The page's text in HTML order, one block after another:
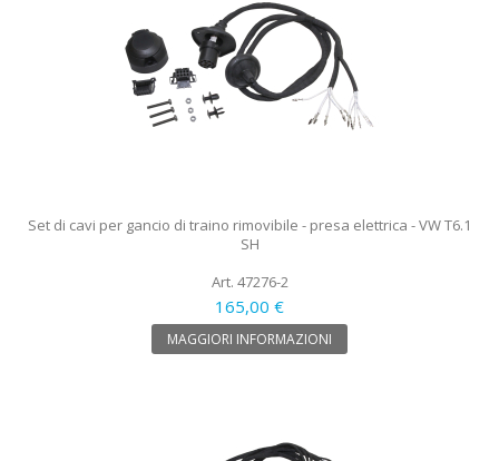
Set di cavi per gancio di traino rimovibile - presa elettrica - VW T6.1
SH
Art. 47276-2
165,00 €
MAGGIORI INFORMAZIONI